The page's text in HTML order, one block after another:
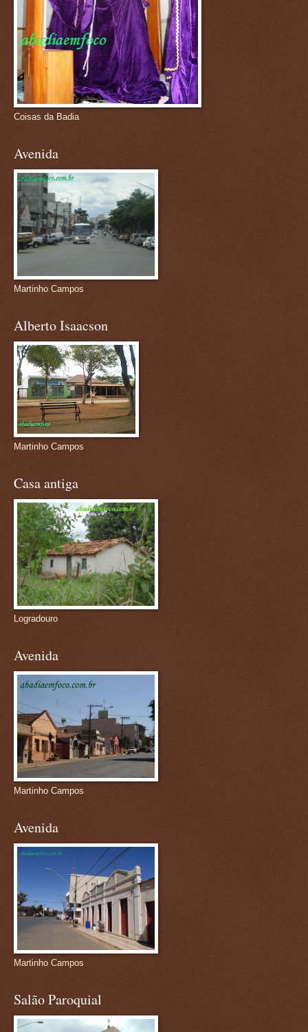
Coisas da Badia
Avenida
Martinho Campos
Alberto Isaacson
Martinho Campos
Casa antiga
Logradouro
Avenida
Martinho Campos
Avenida
Martinho Campos
Salão Paroquial